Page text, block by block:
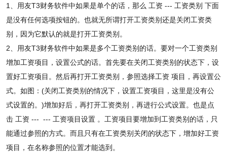
1、用友T3财务软件中如果是单个的话，那么 工资 --- 工资类别 下面
是没有任何选项按钮的。也就无所谓打开工资类别还是关闭工资类
别，因为它默认的就是打开工资类别。
2、用友T3财务软件中如果是多个工资类别的话。要对一个工资类别
增加工资项目，设置公式的话。首先要在关闭工资类别的状态下，设
置好工资项目。然后再打开工资类别，参照选择工资 项目，再设置公
式。如图：(关闭工资类别的情况下，设置工资项目，这里是没有公
式设置的。)增加好后，再打开工资类别，再进行公式设置。也是点
击 工资 --- --- 工资项目设置 。工资项目要增加到工资类别的话，只
能通过参照的方式。而且只有在工资类别关闭的状态下，增加好工资
项目，在名称参照的位置才能选到。